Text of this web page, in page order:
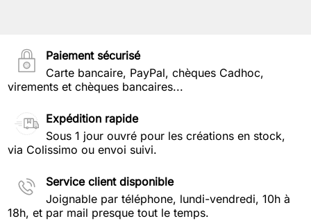
Paiement sécurisé
Carte bancaire, PayPal, chèques Cadhoc,
virements et chèques bancaires...
Expédition rapide
Sous 1 jour ouvré pour les créations en stock,
via Colissimo ou envoi suivi.
Service client disponible
Joignable par téléphone, lundi-vendredi, 10h à
18h, et par mail presque tout le temps.